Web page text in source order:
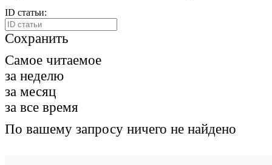
ID статьи:
Сохранить
Самое читаемое
за неделю
за месяц
за все время
По вашему запросу ничего не найдено